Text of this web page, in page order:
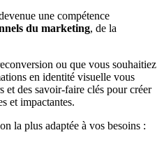
une compétence
du marketing, de la
ou que vous souhaitiez
en identité visuelle vous
et des savoir-faire clés pour créer
et impactantes.
la plus adaptée à vos besoins :